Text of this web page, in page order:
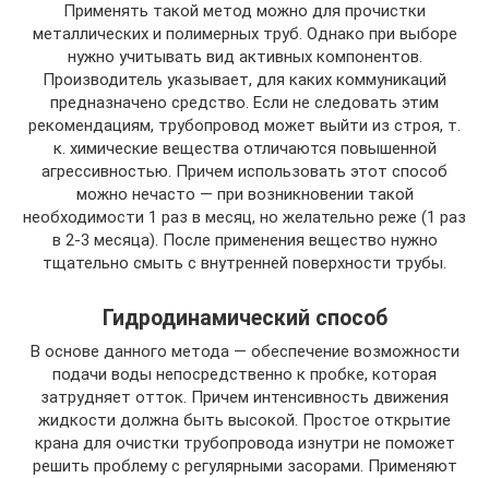
Применять такой метод можно для прочистки
металлических и полимерных труб. Однако при выборе
нужно учитывать вид активных компонентов.
Производитель указывает, для каких коммуникаций
предназначено средство. Если не следовать этим
рекомендациям, трубопровод может выйти из строя, т.
к. химические вещества отличаются повышенной
агрессивностью. Причем использовать этот способ
можно нечасто — при возникновении такой
необходимости 1 раз в месяц, но желательно реже (1 раз
в 2-3 месяца). После применения вещество нужно
тщательно смыть с внутренней поверхности трубы.
Гидродинамический способ
В основе данного метода — обеспечение возможности
подачи воды непосредственно к пробке, которая
затрудняет отток. Причем интенсивность движения
жидкости должна быть высокой. Простое открытие
крана для очистки трубопровода изнутри не поможет
решить проблему с регулярными засорами. Применяют